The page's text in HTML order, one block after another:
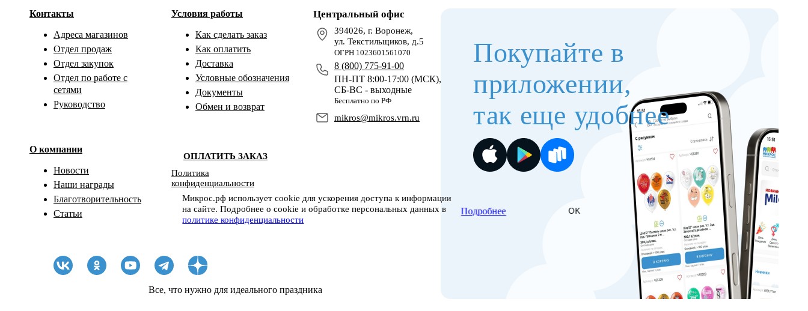
Микрос.рф использует cookie для ускорения доступа к информации
на сайте. Подробнее о cookie и обработке персональных данных в
политике конфиденциальности
Подробнее OK
Центральный офис
394026, г. Воронеж,
ул. Текстильщиков, д.5
ОГРН 1023601561070
8 (800) 775-91-00
ПН-ПТ 8:00-17:00 (МСК),
СБ-ВС - выходные
Бесплатно по РФ
mikros@mikros.vrn.ru
Контакты
Адреса магазинов
Отдел продаж
Отдел закупок
Отдел по работе с
сетями
Руководство
О компании
Новости
Наши награды
Благотворительность
Статьи
Условия работы
Как сделать заказ
Как оплатить
Доставка
Условные обозначения
Документы
Обмен и возврат
ОПЛАТИТЬ ЗАКАЗ
Политика
конфиденциальности
Все, что нужно для идеального праздника
Покупайте в
приложении,
так еще удобнее